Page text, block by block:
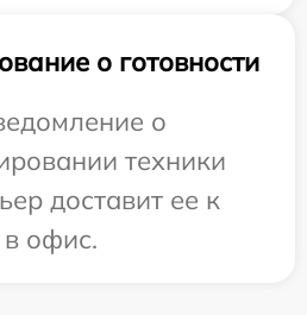
о готовности
о
техники
доставит ее к
офис.